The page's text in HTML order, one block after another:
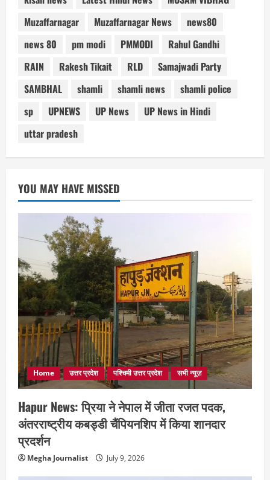
Muzaffarnagar
Muzaffarnagar News
news80
news 80
pm modi PMMODI
Rahul Gandhi
RAIN
Rakesh Tikait RLD
Samajwadi Party
SAMBHAL
shamli shamli news
shamli police
sp
UPNEWS UP News
UP News in Hindi
uttar pradesh
YOU MAY HAVE MISSED
Home उत्तर प्रदेश पश्चिमी उत्तर प्रदेश सभी न्यूज़
Hapur News: प्रिया ने नेपाल में जीता रजत पदक,
अंतरराष्ट्रीय कबड्डी चैंपियनशिप में किया शानदार
प्रदर्शन
Megha Journalist July 9, 2026